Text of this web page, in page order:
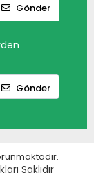
Gönder
Gönder
Saklıdır